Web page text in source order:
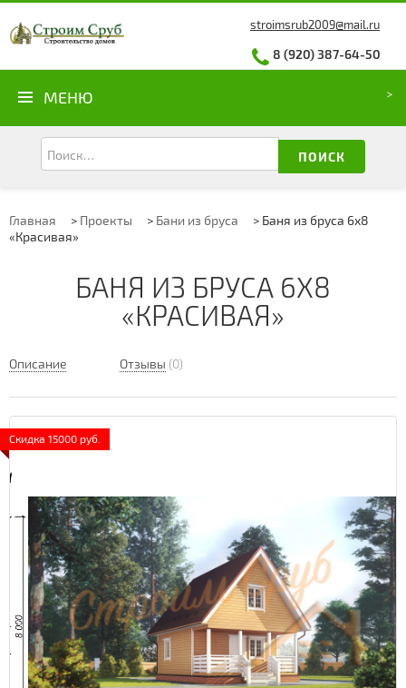
stroimsrub2009@mail.ru
8 (920) 387-64-50
МЕНЮ
ПОИСК
Главная > Проекты > Бани из бруса > Баня из бруса 6х8
«Красивая»
БАНЯ ИЗ БРУСА 6Х8
«КРАСИВАЯ»
Описание Отзывы (0)
Скидка 15000 руб.